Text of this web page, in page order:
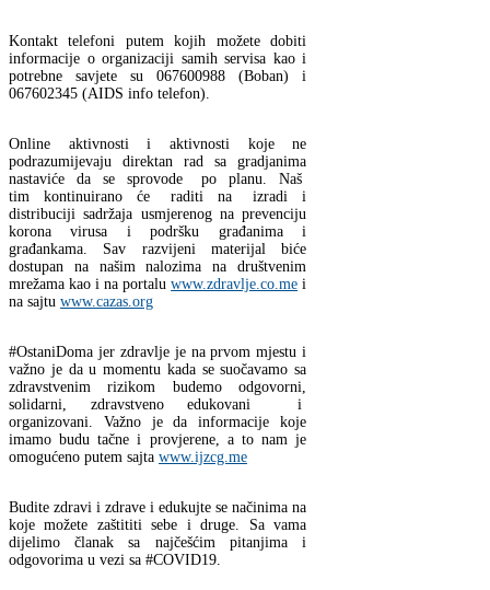
Kontakt telefoni putem kojih možete dobiti
informacije o organizaciji samih servisa kao i
potrebne savjete su 067600988 (Boban) i
067602345 (AIDS info telefon).
Online aktivnosti i aktivnosti koje ne
podrazumijevaju direktan rad sa gradjanima
nastaviće da se sprovode po planu. Naš
tim kontinuirano će raditi na izradi i
distribuciji sadržaja usmjerenog na prevenciju
korona virusa i podršku građanima i
građankama. Sav razvijeni materijal biće
dostupan na našim nalozima na društvenim
mrežama kao i na portaluwww.zdravlje.co.me i
na sajtu www.cazas.org
#OstaniDoma jer zdravlje je na prvom mjestu i
važno je da u momentu kada se suočavamo sa
zdravstvenim rizikom budemo odgovorni,
solidarni, zdravstveno edukovani i
organizovani. Važno je da informacije koje
imamo budu tačne i provjerene, a to nam je
omogućeno putem sajta www.ijzcg.me
Budite zdravi i zdrave i edukujte se načinima na
koje možete zaštititi sebe i druge. Sa vama
dijelimo članak sa najčešćim pitanjima i
odgovorima u vezi sa #COVID19.